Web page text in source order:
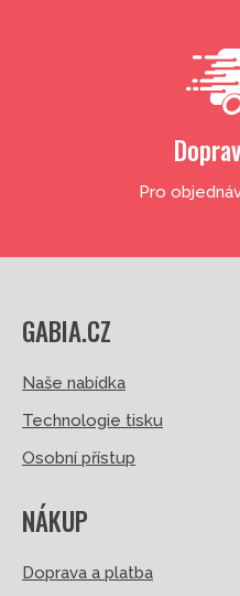
Pro
GABIA.CZ
Naše nabídka
Technologie tisku
Osobní přístup
NÁKUP
Doprava a platba